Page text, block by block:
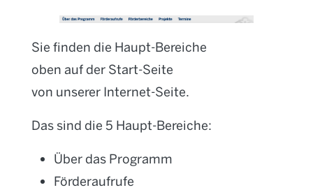
Sie finden die Haupt-Bereiche
oben auf der Start-Seite
von unserer Internet-Seite.
Das sind die 5 Haupt-Bereiche:
Über das Programm
Förderaufrufe